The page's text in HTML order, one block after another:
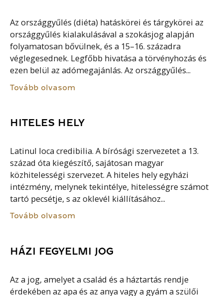
Az országgyűlés (diéta) hatáskörei és tárgykörei az
országgyűlés kialakulásával a szokásjog alapján
folyamatosan bővülnek, és a 15–16. századra
véglegesednek. Legfőbb hivatása a törvényhozás és
ezen belül az adómegajánlás. Az országgyűlés...
Tovább olvasom
HITELES HELY
Latinul loca credibilia. A bírósági szervezetet a 13.
század óta kiegészítő, sajátosan magyar
közhitelességi szervezet. A hiteles hely egyházi
intézmény, melynek tekintélye, hitelességre számot
tartó pecsétje, s az oklevél kiállításához...
Tovább olvasom
HÁZI FEGYELMI JOG
Az a jog, amelyet a család és a háztartás rendje
érdekében az apa és az anya vagy a gyám a szülői